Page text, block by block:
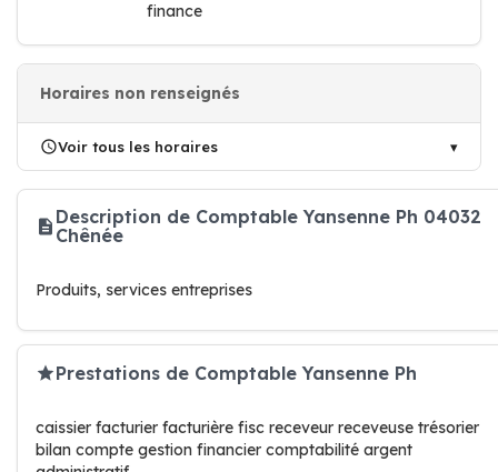
finance
Horaires non renseignés
Voir tous les horaires
Description de Comptable Yansenne Ph 04032
Chênée
Produits, services entreprises
Prestations de Comptable Yansenne Ph
caissier facturier facturière fisc receveur receveuse trésorier
bilan compte gestion financier comptabilité argent